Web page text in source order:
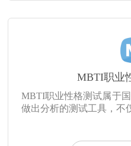
MBTI职业
MBTI职业性格测试属于
做出分析的测试工具，不